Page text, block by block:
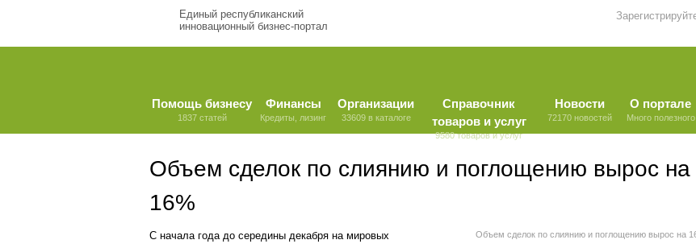
Единый республиканский
инновационный бизнес-портал
Помощь бизнесу
1837 статей
Финансы
Кредиты, лизинг
Организации
33609 в каталоге
Справочник
товаров и услуг
9580 товаров и услуг
Новости
72170 новостей
О портале
Много полезного
Объем сделок по слиянию и поглощению вырос на
16%
Объем сделок по слиянию и поглощению вырос на
С начала года до середины декабря на мировых